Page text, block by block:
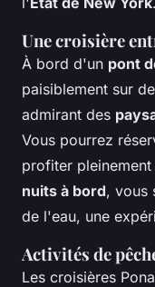
Une croisière
À bord d'un pont
paisiblement sur
admirant des
Vous pourrez
profiter
nuits à bord, vous
de l'eau, une
Activités de
Les croisières